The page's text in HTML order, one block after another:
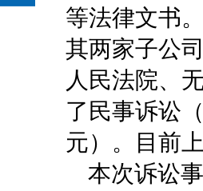
等法律文书
其两家子公
人民法院、
了民事诉讼
元）。目前
本次诉讼